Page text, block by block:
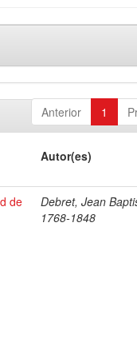
Anterior 1
Autor(es)
de
Debret, Jean
1768-1848